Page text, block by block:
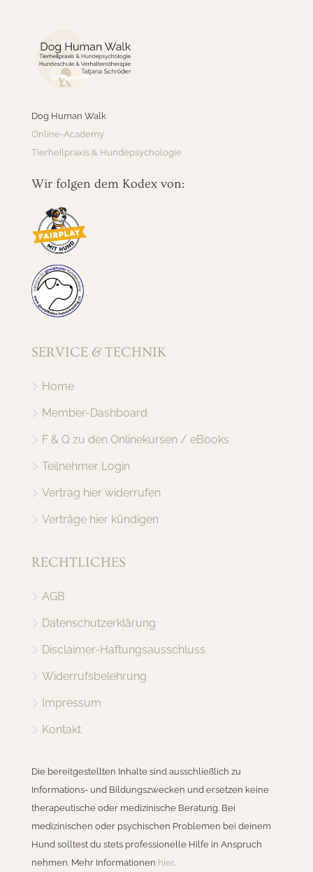
Dog Human Walk
Online-Academy
Tierheilpraxis & Hundepsychologie
Wir folgen dem Kodex von:
SERVICE & TECHNIK
Home
Member-Dashboard
F & Q zu den Onlinekursen / eBooks
Teilnehmer Login
Vertrag hier widerrufen
Verträge hier kündigen
RECHTLICHES
AGB
Datenschutzerklärung
Disclaimer-Haftungsausschluss
Widerrufsbelehrung
Impressum
Kontakt
Die bereitgestellten Inhalte sind ausschließlich zu
Informations- und Bildungszwecken und ersetzen keine
therapeutische oder medizinische Beratung. Bei
medizinischen oder psychischen Problemen bei deinem
Hund solltest du stets professionelle Hilfe in Anspruch
nehmen. Mehr Informationen hier.